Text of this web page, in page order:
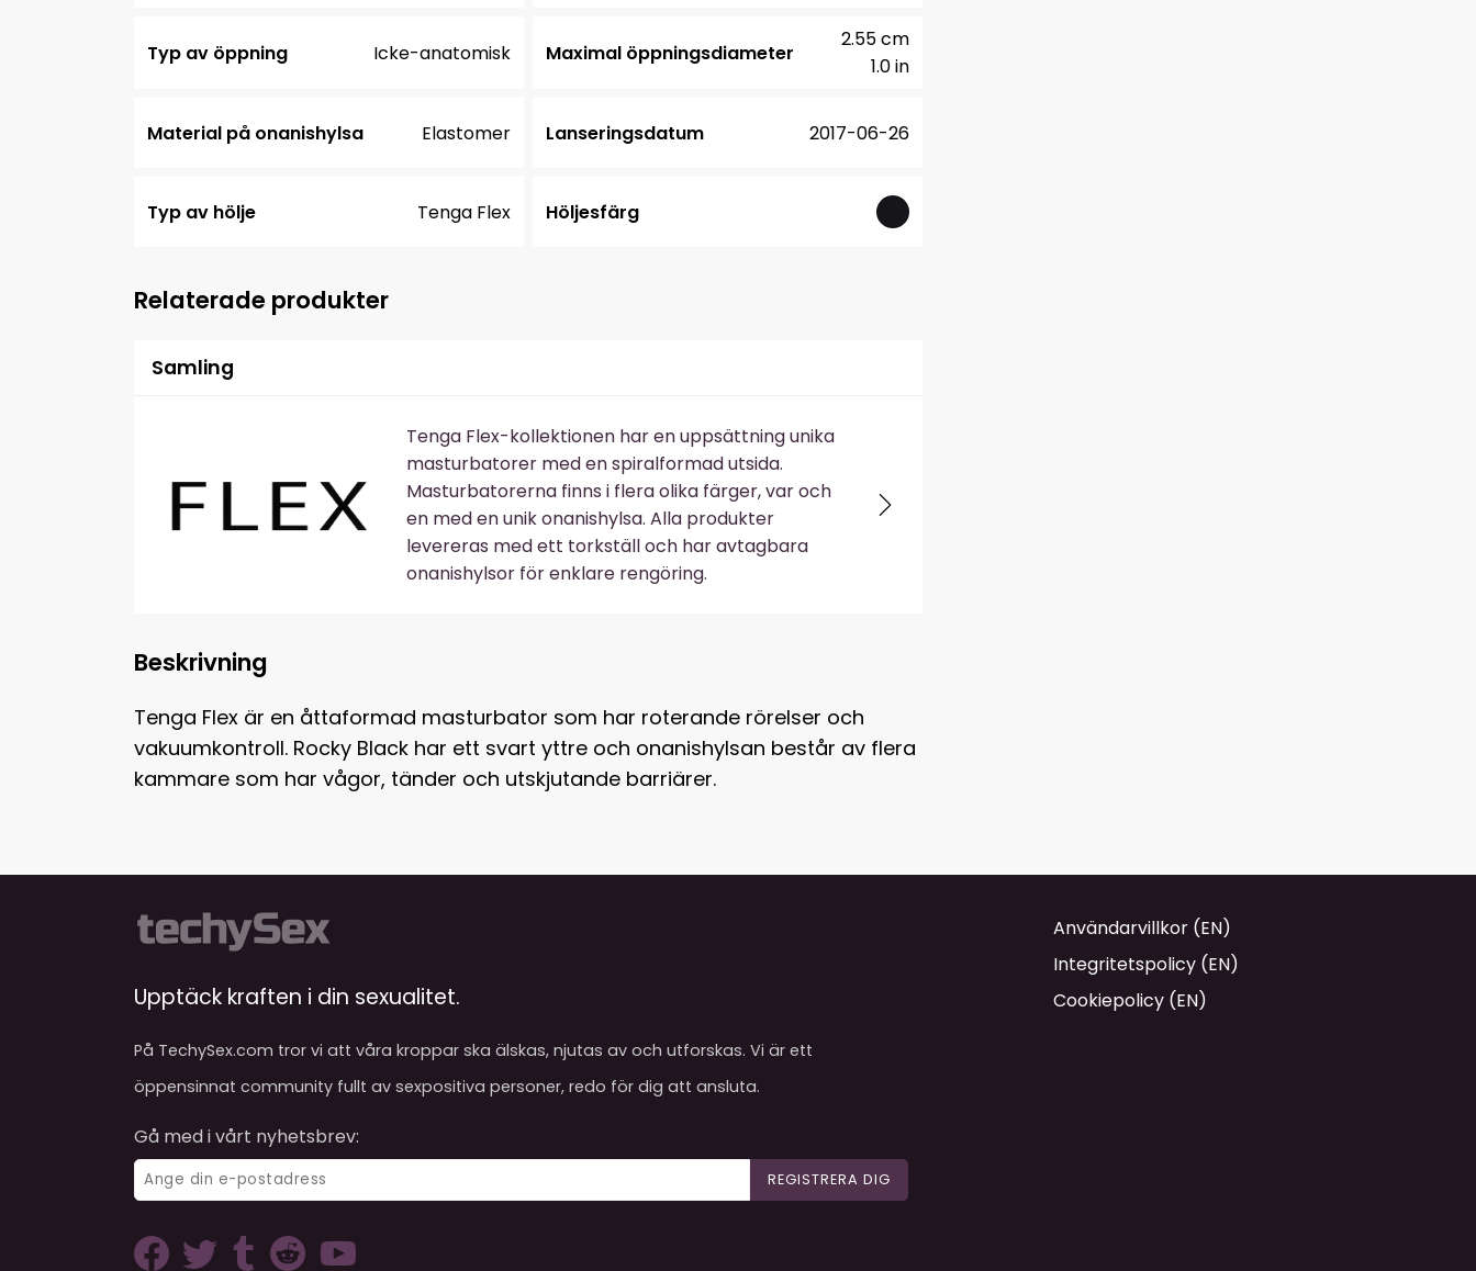
Typ av öppning Icke-anatomisk Maximal öppningsdiameter
1.0 in
2.55 cm
Material på onanishylsa Elastomer Lanseringsdatum 2017-06-26
Typ av hölje Tenga Flex Höljesfärg
Relaterade produkter
Samling
Tenga Flex-kollektionen har en uppsättning unika
masturbatorer med en spiralformad utsida.
Masturbatorerna finns i flera olika färger, var och
en med en unik onanishylsa. Alla produkter
levereras med ett torkställ och har avtagbara
onanishylsor för enklare rengöring.
Beskrivning
Tenga Flex är en åttaformad masturbator som har roterande rörelser och
vakuumkontroll. Rocky Black har ett svart yttre och onanishylsan består av flera
kammare som har vågor, tänder och utskjutande barriärer.
Upptäck kraften i din sexualitet.
På TechySex.com tror vi att våra kroppar ska älskas, njutas av och utforskas. Vi är ett
öppensinnat community fullt av sexpositiva personer, redo för dig att ansluta.
Gå med i vårt nyhetsbrev:
REGISTRERA DIG
Användarvillkor (EN)
Integritetspolicy (EN)
Cookiepolicy (EN)